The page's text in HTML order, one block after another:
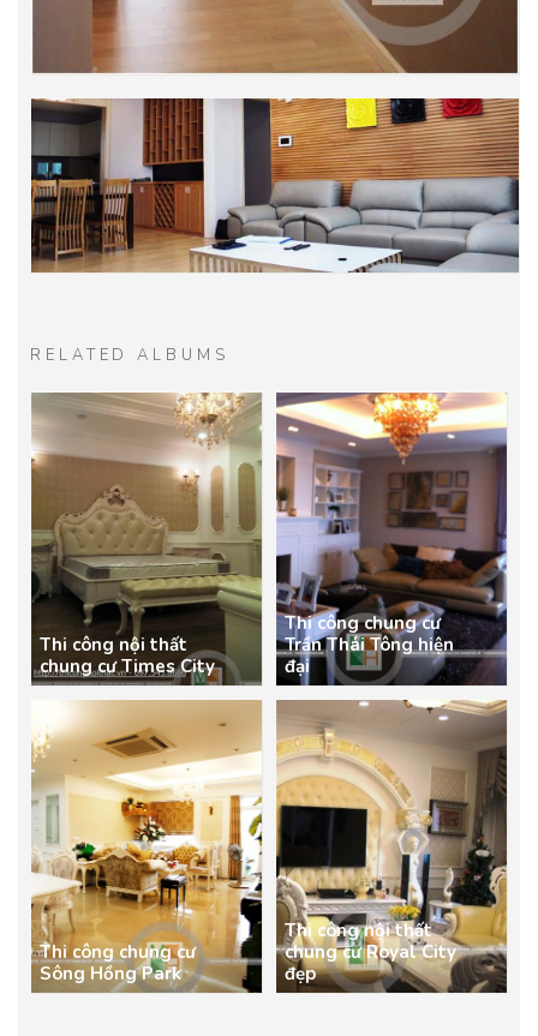
RELATED ALBUMS
Thi công nội thất
chung cư Times City
Thi công chung cư
Trần Thái Tông hiện
đại
Thi công chung cư
Sông Hồng Park
Thi công nội thất
chung cư Royal City
đẹp